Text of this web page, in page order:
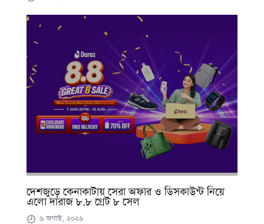
দেশজুড়ে কেনাকাটায় সেরা অফার ও ডিসকাউন্ট নিয়ে
এলো দারাজ ৮.৮ গ্রেট ৮ সেল
৬ অগাস্ট, ২০২৬